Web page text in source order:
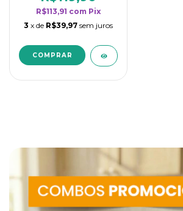
R$113,91 com Pix
3 x de R$39,97 sem juros